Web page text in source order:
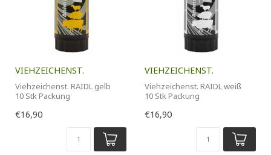
VIEHZEICHENST.
Viehzeichenst. RAIDL gelb
10 Stk Packung
€16,90
VIEHZEICHENST.
Viehzeichenst. RAIDL weiß
10 Stk Packung
€16,90